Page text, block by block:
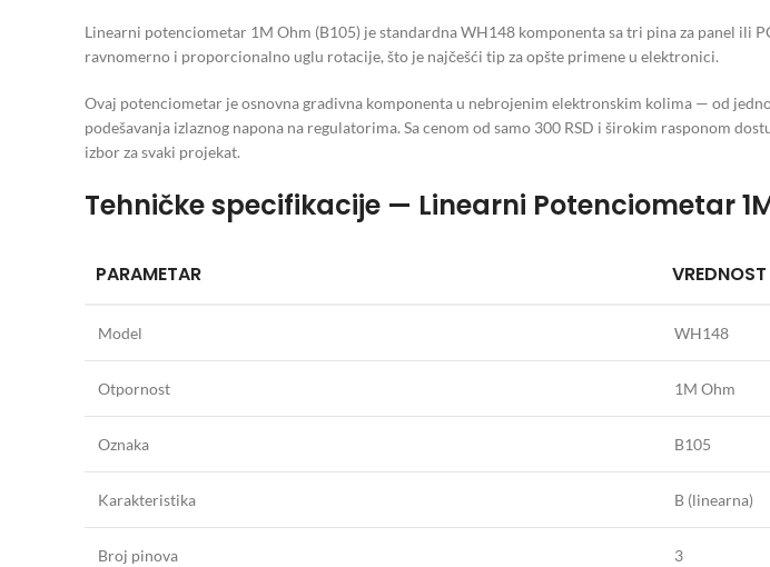
Linearni potenciometar 1M Ohm (B105) je standardna WH148 komponenta sa tri pina za panel ili
ravnomerno i proporcionalno uglu rotacije, što je najčešći tip za opšte primene u elektronici.
Ovaj potenciometar je osnovna gradivna komponenta u nebrojenim elektronskim kolima — od
podešavanja izlaznog napona na regulatorima. Sa cenom od samo 300 RSD i širokim rasponom
izbor za svaki projekat.
Tehničke specifikacije — Linearni Potenciometar
PARAMETAR VREDNOST
Model WH148
Otpornost 1M Ohm
Oznaka B105
Karakteristika B (linearna)
Broj pinova 3